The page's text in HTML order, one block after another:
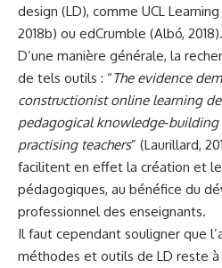
design (LD), comme UCL
2018b) ou edCrumble (Albó, 2018).
D’une manière générale, la
de tels outils : “The evidence
constructionist online learning
pedagogical
practising teachers” (Laurillard,
facilitent en effet la création et
pédagogiques, au bénéfice du
professionnel des enseignants.
Il faut cependant souligner que
méthodes et outils de LD reste